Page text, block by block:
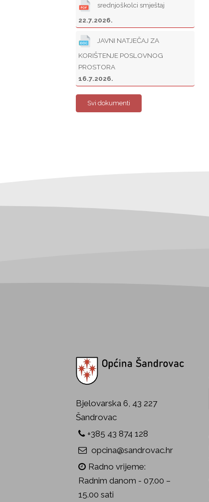
srednjoškolci smještaj
22.7.2026.
JAVNI NATJEČAJ ZA
KORIŠTENJE POSLOVNOG
PROSTORA
16.7.2026.
Svi dokumenti
Bjelovarska 6, 43 227
Šandrovac
+385 43 874 128
opcina@sandrovac.hr
Radno vrijeme:
Radnim danom - 07.00 –
15.00 sati